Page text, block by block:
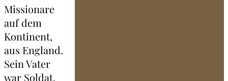
Missionare
auf dem
Kontinent,
aus England.
Sein Vater
war Soldat.